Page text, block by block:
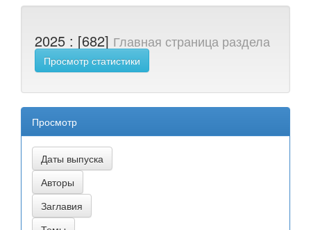
2025 : [682] Главная страница раздела
Просмотр статистики
Просмотр